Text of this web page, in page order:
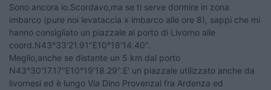
Sono ancora io.Scordavo,ma se ti serve dormire in zona
imbarco (pure noi levataccia x imbarco alle ore 8), sappi che mi
hanno consigliato un piazzale al porto di Livorno alle
coord.N43°33'21.91"E10°18'14.40".
Meglio,anche se distante un 5 km dal porto
N43°30'17.17"E10°19'18.29".E' un piazzale utilizzato anche da
livornesi ed è lungo Via Dino Provenzal fra Ardenza ed